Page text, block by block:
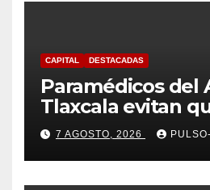
CAPITAL DESTACADAS
Paramédicos del
Tlaxcala evitan
sufra
hipotermia tras
cisterna
7 AGOSTO, 2026